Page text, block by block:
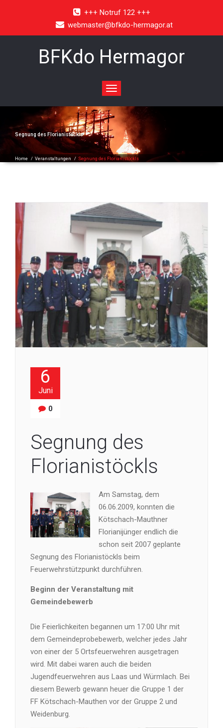
+++ Notruf 122 +++
webmaster@bfkdo-hermagor.at
BFKdo Hermagor
Toggle
navigation
Segnung des Florianistöckls
Home / Veranstaltungen / Segnung des Florianistöckls
6
Juni
0
Segnung des
Florianistöckls
Am Samstag, dem
06.06.2009, konnten die
Kötschach-Mauthner
Florianijünger endlich die
schon seit 2007 geplante
Segnung des Florianistöckls beim
Feuerwehrstützpunkt durchführen.
Beginn der Veranstaltung mit
Gemeindebewerb
Die Feierlichkeiten begannen um 17:00 Uhr mit
dem Gemeindeprobebewerb, welcher jedes Jahr
von einer der 5 Ortsfeuerwehren ausgetragen
wird. Mit dabei waren auch die beiden
Jugendfeuerwehren aus Laas und Würmlach. Bei
diesem Bewerb gewann heuer die Gruppe 1 der
FF Kötschach-Mauthen vor der Gruppe 2 und
Weidenburg.